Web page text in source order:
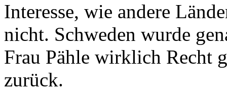
Interesse, wie andere
nicht. Schweden wurde
Frau Pähle wirklich Recht
zurück.